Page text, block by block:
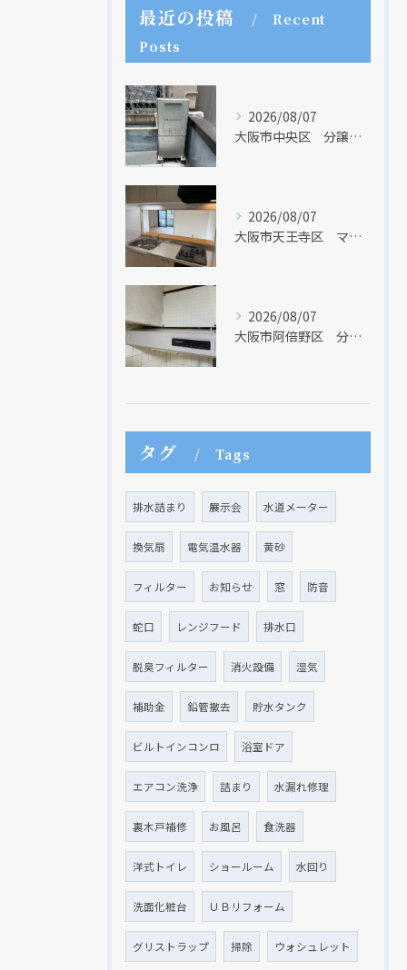
最近の投稿
Recent
Posts
2026/08/07
大阪市中央区 分譲マンションの給湯器取替リフォーム工事 UV除菌機能搭載給湯器
2026/08/07
大阪市天王寺区 マンションのキッチン取替及び内装リフォーム工事 クリナップ
2026/08/07
大阪市阿倍野区 分譲マンションのレンジフード取替リフォーム工事 タカラスタンダード
タグ Tags
排水詰まり 展示会 水道メーター
換気扇 電気温水器 黄砂
フィルター お知らせ 窓 防音
蛇口 レンジフード 排水口
脱臭フィルター 消火設備 湿気
補助金 鉛管撤去 貯水タンク
ビルトインコンロ 浴室ドア
エアコン洗浄 詰まり 水漏れ修理
裏木戸補修 お風呂 食洗器
洋式トイレ ショールーム 水回り
洗面化粧台 ＵＢリフォーム
グリストラップ 掃除 ウォシュレット
クリックでチラシのページにジャンプします
クリックでチラシのページにジャンプします